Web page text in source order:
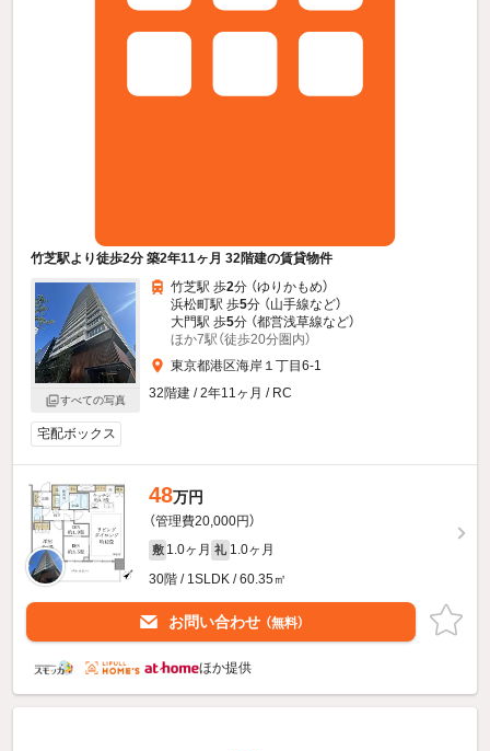
竹芝駅より徒歩2分 築2年11ヶ月 32階建の賃貸物件
すべての写真
竹芝駅 歩2分 （ゆりかもめ）
浜松町駅 歩5分 （山手線など）
大門駅 歩5分 （都営浅草線など）
ほか7駅（徒歩20分圏内）
東京都港区海岸１丁目6-1
32階建 / 2年11ヶ月 / RC
宅配ボックス
48万円
（管理費20,000円）
敷 1.0ヶ月 礼 1.0ヶ月
30階 / 1SLDK / 60.35㎡
お問い合わせ （無料）
ほか提供